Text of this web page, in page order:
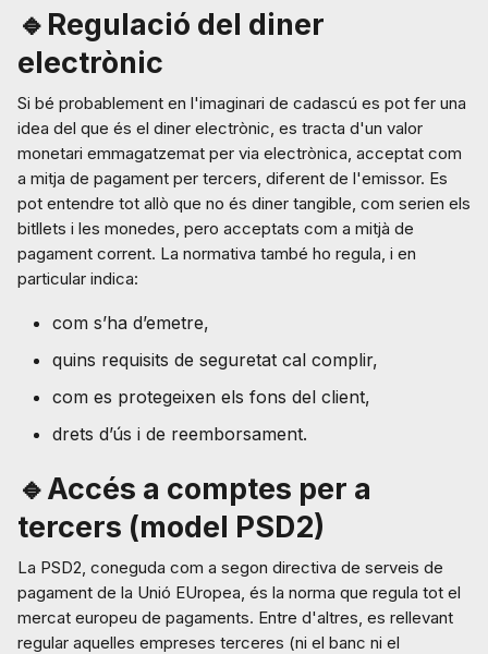
🔹Regulació del diner
electrònic
Si bé probablement en l'imaginari de cadascú es pot fer una
idea del que és el diner electrònic, es tracta d'un valor
monetari emmagatzemat per via electrònica, acceptat com
a mitja de pagament per tercers, diferent de l'emissor. Es
pot entendre tot allò que no és diner tangible, com serien els
bitllets i les monedes, pero acceptats com a mitjà de
pagament corrent. La normativa també ho regula, i en
particular indica:
com s’ha d’emetre,
quins requisits de seguretat cal complir,
com es protegeixen els fons del client,
drets d’ús i de reemborsament.
🔹Accés a comptes per a
tercers (model PSD2)
La PSD2, coneguda com a segon directiva de serveis de
pagament de la Unió EUropea, és la norma que regula tot el
mercat europeu de pagaments. Entre d'altres, es rellevant
regular aquelles empreses terceres (ni el banc ni el